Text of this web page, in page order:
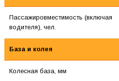
Пассажировместимость (включая
водителя), чел.
База и колея
Колесная база, мм